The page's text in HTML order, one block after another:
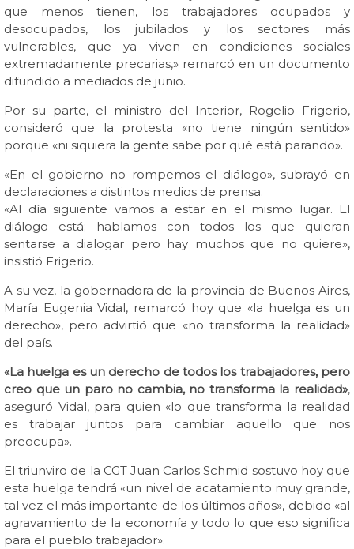
que menos tienen, los trabajadores ocupados y
desocupados, los jubilados y los sectores más
vulnerables, que ya viven en condiciones sociales
extremadamente precarias,» remarcó en un documento
difundido a mediados de junio.
Por su parte, el ministro del Interior, Rogelio Frigerio,
consideró que la protesta «no tiene ningún sentido»
porque «ni siquiera la gente sabe por qué está parando».
«En el gobierno no rompemos el diálogo», subrayó en
declaraciones a distintos medios de prensa.
«Al día siguiente vamos a estar en el mismo lugar. El
diálogo está; hablamos con todos los que quieran
sentarse a dialogar pero hay muchos que no quiere»,
insistió Frigerio.
A su vez, la gobernadora de la provincia de Buenos Aires,
María Eugenia Vidal, remarcó hoy que «la huelga es un
derecho», pero advirtió que «no transforma la realidad»
del país.
«La huelga es un derecho de todos los trabajadores, pero
creo que un paro no cambia, no transforma la realidad»,
aseguró Vidal, para quien «lo que transforma la realidad
es trabajar juntos para cambiar aquello que nos
preocupa».
El triunviro de la CGT Juan Carlos Schmid sostuvo hoy que
esta huelga tendrá «un nivel de acatamiento muy grande,
tal vez el más importante de los últimos años», debido «al
agravamiento de la economía y todo lo que eso significa
para el pueblo trabajador».